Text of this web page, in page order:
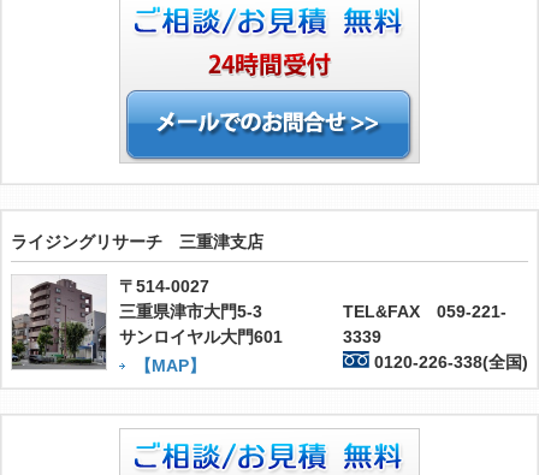
ライジングリサーチ 三重津支店
〒514-0027
三重県津市大門5-3
サンロイヤル大門601
【MAP】
TEL&FAX 059-221-
3339
0120-226-338(全国)